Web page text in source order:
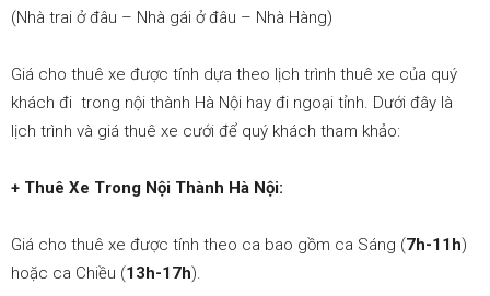
(Nhà trai ở đâu – Nhà gái ở đâu – Nhà Hàng)
Giá cho thuê xe được tính dựa theo lịch trình thuê xe của quý
khách đi trong nội thành Hà Nội hay đi ngoại tỉnh. Dưới đây là
lịch trình và giá thuê xe cưới để quý khách tham khảo:
+ Thuê Xe Trong Nội Thành Hà Nội:
Giá cho thuê xe được tính theo ca bao gồm ca Sáng (7h-11h)
hoặc ca Chiều (13h-17h).